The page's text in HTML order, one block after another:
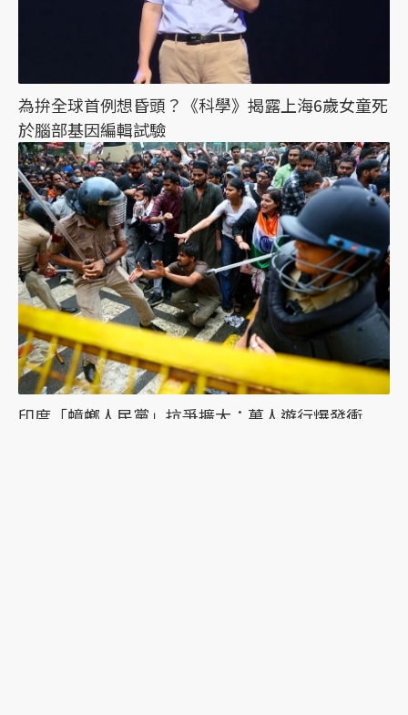
為拚全球首例想昏頭？《科學》揭露上海6歲女童死
於腦部基因編輯試驗
印度「蟑螂人民黨」抗爭擴大：萬人遊行爆發衝